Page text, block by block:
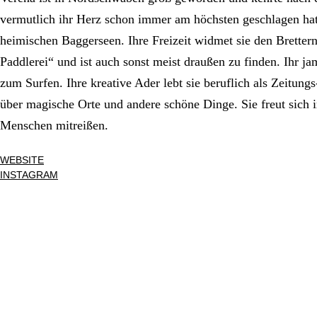
vermutlich ihr Herz schon immer am höchsten geschlagen
heimischen Baggerseen. Ihre Freizeit widmet sie den
Paddlerei“ und ist auch sonst meist draußen zu finden. Ihr
zum Surfen. Ihre kreative Ader lebt sie beruflich als
über magische Orte und andere schöne Dinge. Sie freut
Menschen mitreißen.
WEBSITE
INSTAGRAM